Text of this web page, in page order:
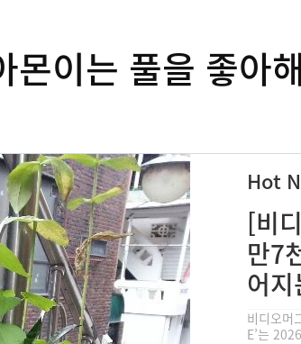
이는 풀을 좋아
Hot
[비
만7
어지
비디오머
E’는